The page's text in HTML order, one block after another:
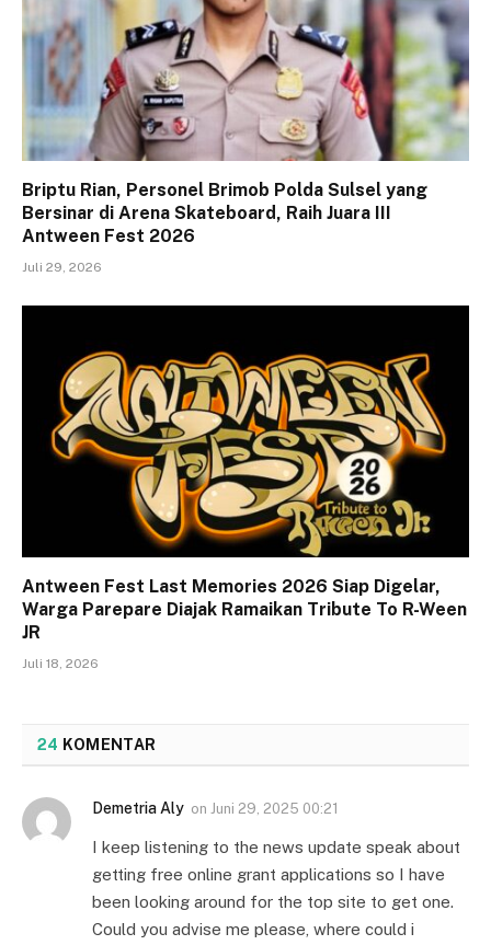
Briptu Rian, Personel Brimob Polda Sulsel yang
Bersinar di Arena Skateboard, Raih Juara III
Antween Fest 2026
Juli 29, 2026
Antween Fest Last Memories 2026 Siap Digelar,
Warga Parepare Diajak Ramaikan Tribute To R-Ween
JR
Juli 18, 2026
24 KOMENTAR
Demetria Aly on Juni 29, 2025 00:21
I keep listening to the news update speak about
getting free online grant applications so I have
been looking around for the top site to get one.
Could you advise me please, where could i